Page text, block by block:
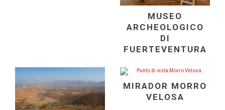
MUSEO
ARCHEOLOGICO
DI
FUERTEVENTURA
MIRADOR MORRO
VELOSA